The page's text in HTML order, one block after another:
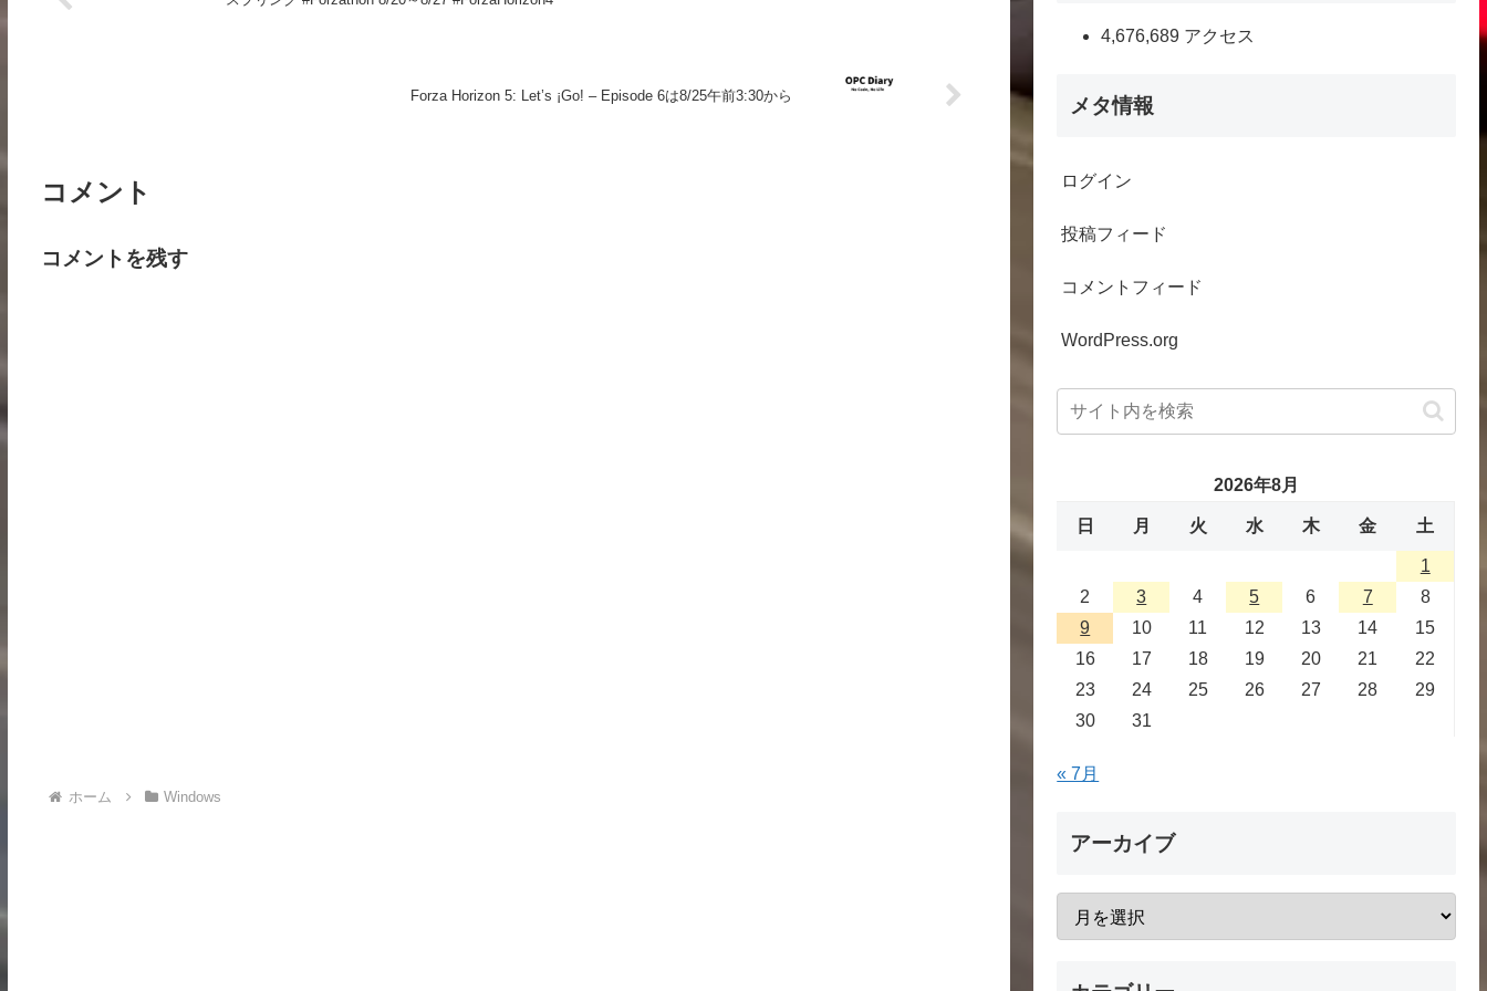
Forza Horizon 5: Let’s ¡Go! – Episode 6は8/25午前3:30から
コメント
コメントを残す
ホーム Windows
4,676,689 アクセス
メタ情報
ログイン
投稿フィード
コメントフィード
WordPress.org
2026年8月
日 月 火 水 木 金 土
1
2
3 4 5 6 7
8
9
10 11 12 13 14
15
16
17 18 19 20 21
22
23
24 25 26 27 28
29
30
31
« 7月
アーカイブ